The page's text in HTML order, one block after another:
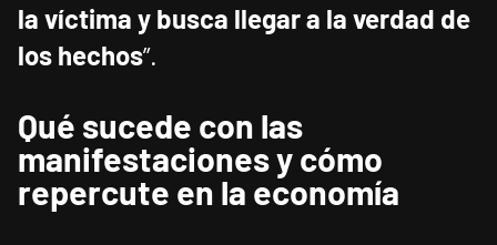
la víctima y busca llegar a la verdad de
los hechos”.
Qué sucede con las
manifestaciones y cómo
repercute en la economía